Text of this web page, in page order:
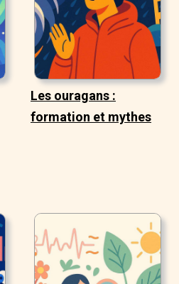
Les ouragans :
formation et mythes